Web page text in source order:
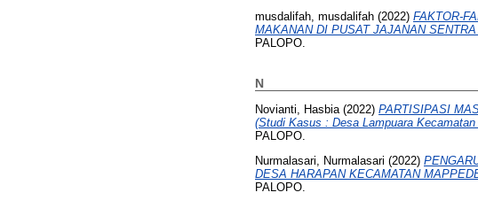
musdalifah, musdalifah (2022) FAKTOR-
MAKANAN DI PUSAT JAJANAN
PALOPO.
N
Novianti, Hasbia (2022) PARTISIPASI
(Studi Kasus : Desa Lampuara
PALOPO.
Nurmalasari, Nurmalasari (2022)
DESA HARAPAN KECAMATAN
PALOPO.